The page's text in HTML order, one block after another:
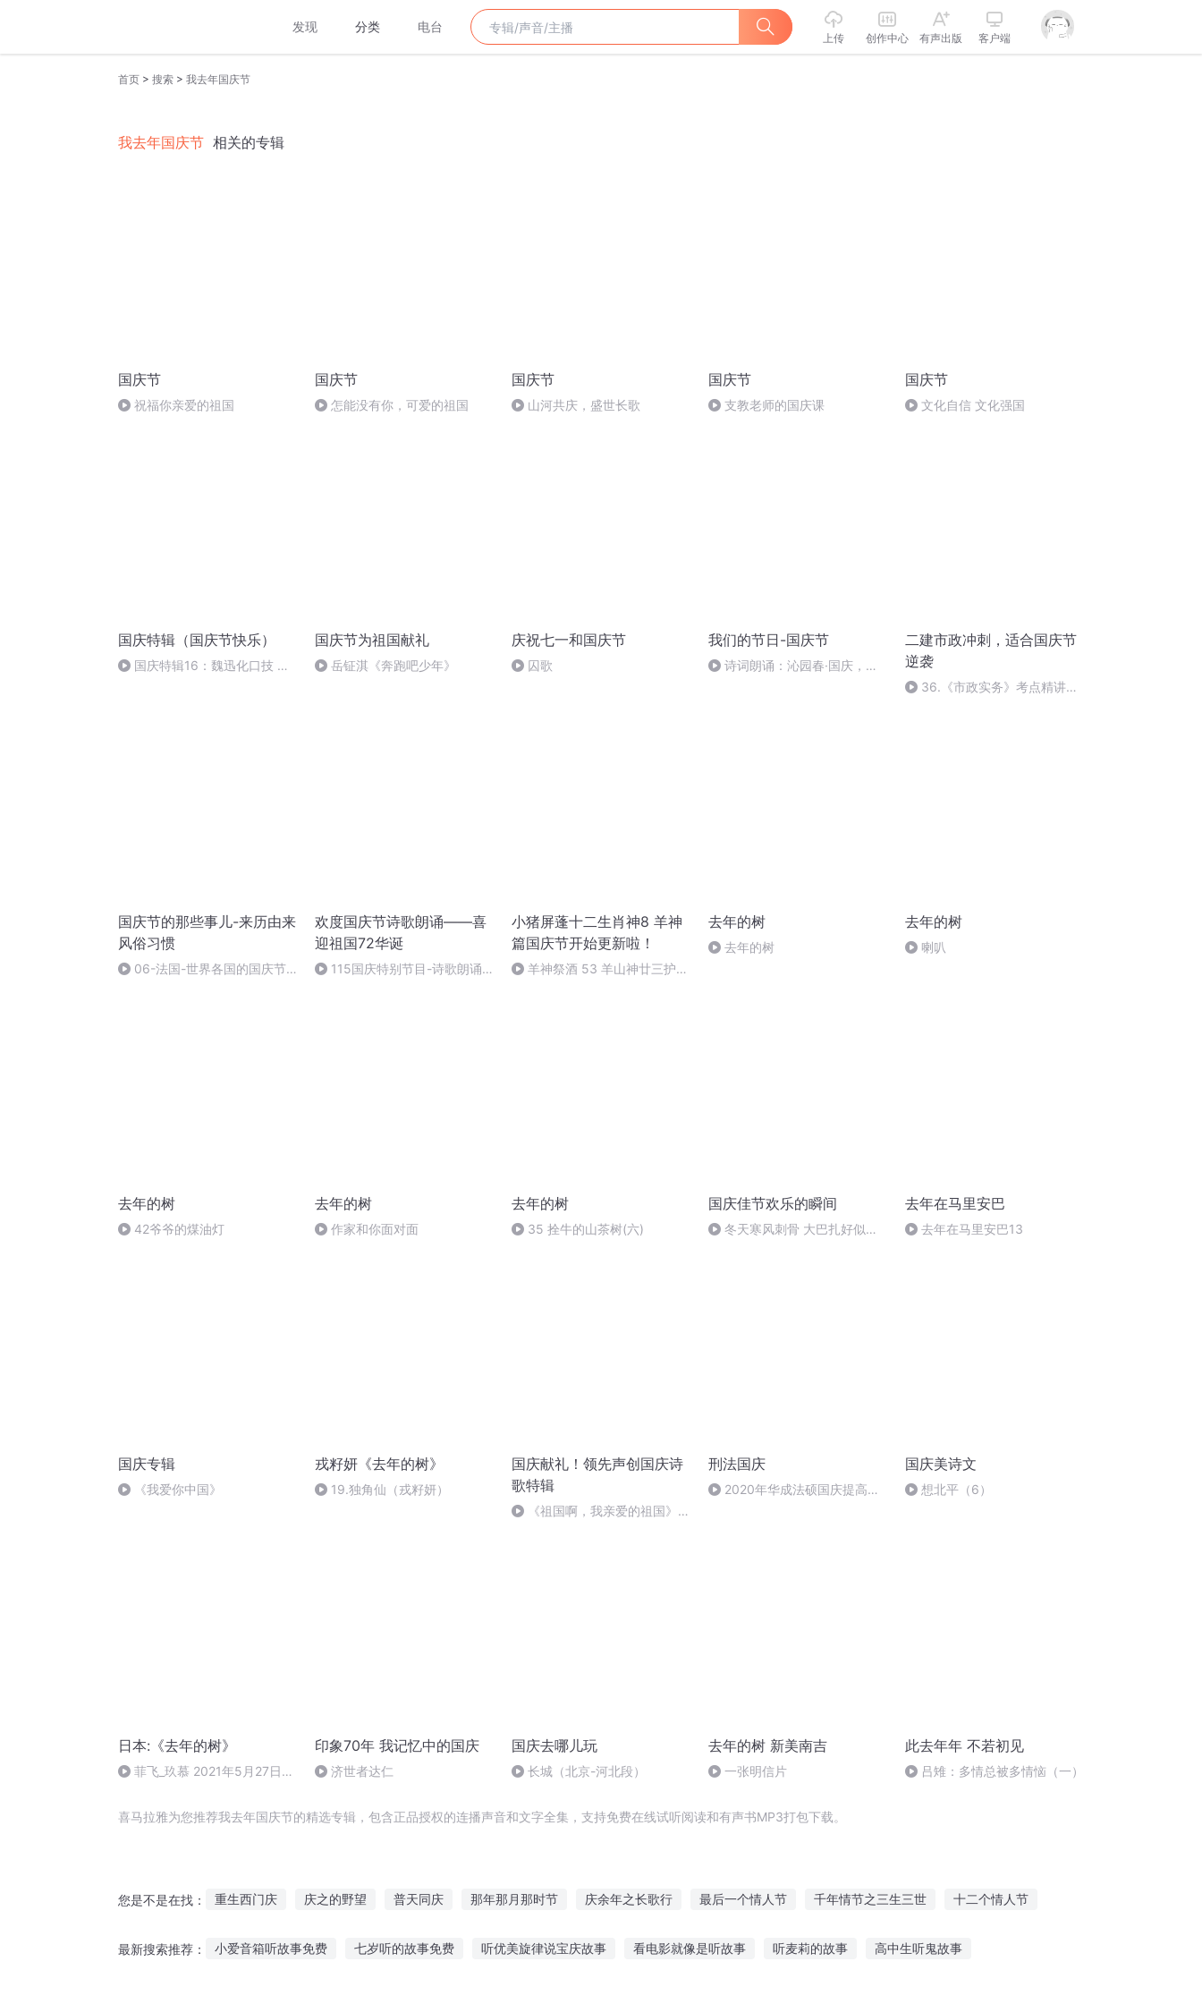
发现 分类 电台
上传 创作中心 有声出版 客户端
首页 > 搜索 > 我去年国庆节
我去年国庆节 相关的专辑
国庆节
祝福你亲爱的祖国
国庆节
怎能没有你，可爱的祖国
国庆节
山河共庆，盛世长歌
国庆节
支教老师的国庆课
国庆节
文化自信 文化强国
国庆特辑（国庆节快乐）
国庆特辑16：魏迅化口技 二
国庆节为祖国献礼
岳钲淇《奔跑吧少年》
庆祝七一和国庆节
囚歌
我们的节日-国庆节
诗词朗诵：沁园春·国庆，朗
二建市政冲刺，适合国庆节
逆袭
36.《市政实务》考点精讲第
国庆节的那些事儿-来历由来
风俗习惯
06-法国-世界各国的国庆节-
欢度国庆节诗歌朗诵——喜
迎祖国72华诞
115国庆特别节目-诗歌朗诵-
小猪屏蓬十二生肖神8 羊神
篇国庆节开始更新啦！
羊神祭酒 53 羊山神廿三护祭
去年的树
去年的树
去年的树
喇叭
去年的树
42爷爷的煤油灯
去年的树
作家和你面对面
去年的树
35 拴牛的山茶树(六)
国庆佳节欢乐的瞬间
冬天寒风刺骨 大巴扎好似温
去年在马里安巴
去年在马里安巴13
国庆专辑
《我爱你中国》
戎籽妍《去年的树》
19.独角仙（戎籽妍）
国庆献礼！领先声创国庆诗
歌特辑
《祖国啊，我亲爱的祖国》温
刑法国庆
2020年华成法硕国庆提高班
国庆美诗文
想北平（6）
日本:《去年的树》
菲飞_玖慕 2021年5月27日
印象70年 我记忆中的国庆
济世者达仁
国庆去哪儿玩
长城（北京-河北段）
去年的树 新美南吉
一张明信片
此去年年 不若初见
吕雉：多情总被多情恼（一）
喜马拉雅为您推荐我去年国庆节的精选专辑，包含正品授权的连播声音和文字全集，支持免费在线试听阅读和有声书MP3打包下载。
您是不是在找： 重生西门庆 庆之的野望 普天同庆 那年那月那时节 庆余年之长歌行 最后一个情人节 千年情节之三生三世 十二个情人节
最新搜索推荐： 小爱音箱听故事免费 七岁听的故事免费 听优美旋律说宝庆故事 看电影就像是听故事 听麦莉的故事 高中生听鬼故事